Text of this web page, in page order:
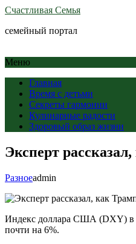
Счастливая Семья
семейный портал
Меню
Главная
Время с детьми
Секреты гармонии
Кулинарные радости
Здоровый образ жизни
Эксперт
Разноеadmin
Индекс доллара США (DXY) в
почти на 6%.